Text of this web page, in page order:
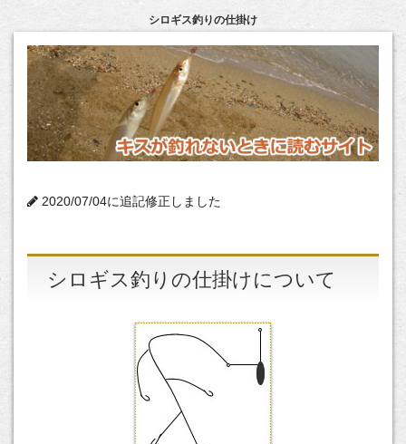
シロギス釣りの仕掛け
2020/07/04に追記修正しました
シロギス釣りの仕掛けについて